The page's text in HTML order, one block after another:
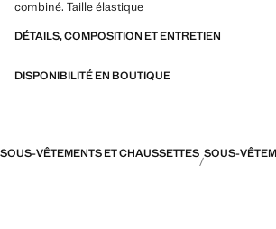
combiné. Taille élastique
DÉTAILS, COMPOSITION ET ENTRETIEN
DISPONIBILITÉ EN BOUTIQUE
SOUS-VÊTEMENTS ET CHAUSSETTES SOUS-